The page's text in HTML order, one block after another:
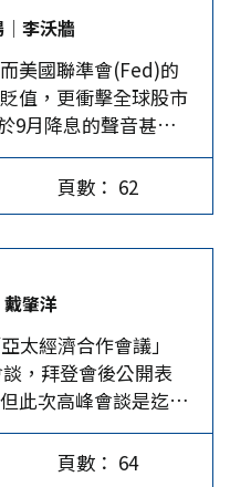
也不讓白俄羅斯參
。藥檢中國選手次數
公平原則。不過，基
精神，順利進行，和
也。…
速射項目實現金牌零
子多向銀牌，創中國
績。此外，大陸羽毛
牌榜都位居各隊之
體、男子全能項目的
保留了體操強國的顏
興產業：「電動
加上三項新技術領
世代移動通訊」。這
，又何嘗不是鄭州的
等優勢 隨著美國總
均高舉美國優先的大
，並把部分產能從大
必會加重科技製造業
宿並發約200美元的
示，富士康鄭州
取400-800美元的薪
，鴻海現在東南
有205個基地，所以
足不同客戶及生產需
報》指出，要理性看
│李沃牆
美國聯準會(Fed)的
值，更衝擊全球股市
9月降息的聲音甚囂
美國是當今世界最
24%，而成立於
貨幣政策更左右全球
，仍處於歷史相對高
關注。近期全球股
大起大落，均與美國
相關。 聯準會決策
膨水準與失業率是
因素。首先，就經濟
的數據顯示，美國第
頁數： 62
肇洋
太經濟合作會議」
，拜登會後公開表
此次高峰會談是迄今
性」的討論，雙方責
可控化，進而找出兩
頁數： 64